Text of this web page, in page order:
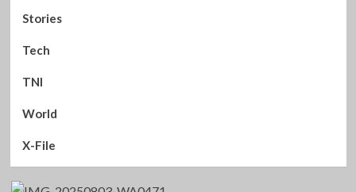
Stories
Tech
TNI
World
X-File